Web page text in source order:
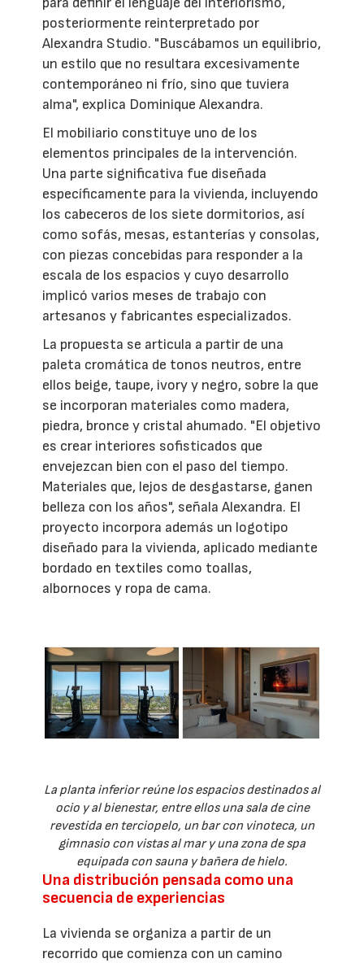
posteriormente reinterpretado por
Alexandra Studio. "Buscábamos un equilibrio,
un estilo que no resultara excesivamente
contemporáneo ni frío, sino que tuviera
alma", explica Dominique Alexandra.
El mobiliario constituye uno de los
elementos principales de la intervención.
Una parte significativa fue diseñada
específicamente para la vivienda, incluyendo
los cabeceros de los siete dormitorios, así
como sofás, mesas, estanterías y consolas,
con piezas concebidas para responder a la
escala de los espacios y cuyo desarrollo
implicó varios meses de trabajo con
artesanos y fabricantes especializados.
La propuesta se articula a partir de una
paleta cromática de tonos neutros, entre
ellos beige, taupe, ivory y negro, sobre la que
se incorporan materiales como madera,
piedra, bronce y cristal ahumado. "El objetivo
es crear interiores sofisticados que
envejezcan bien con el paso del tiempo.
Materiales que, lejos de desgastarse, ganen
belleza con los años", señala Alexandra. El
proyecto incorpora además un logotipo
diseñado para la vivienda, aplicado mediante
bordado en textiles como toallas,
albornoces y ropa de cama.
La planta inferior reúne los espacios destinados al
ocio y al bienestar, entre ellos una sala de cine
revestida en terciopelo, un bar con vinoteca, un
gimnasio con vistas al mar y una zona de spa
equipada con sauna y bañera de hielo.
Una distribución pensada como una
secuencia de experiencias
La vivienda se organiza a partir de un
recorrido que comienza con un camino